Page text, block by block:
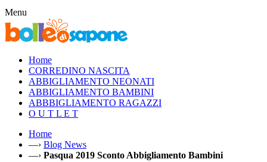
Menu
Home
CORREDINO NASCITA
ABBIGLIAMENTO NEONATI
ABBIGLIAMENTO BAMBINI
ABBBIGLIAMENTO RAGAZZI
O U T L E T
Home
—› Blog News
—› Pasqua 2019 Sconto Abbigliamento Bambini